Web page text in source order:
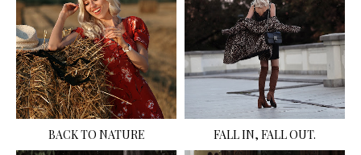
BACK TO NATURE FALL IN, FALL OUT.